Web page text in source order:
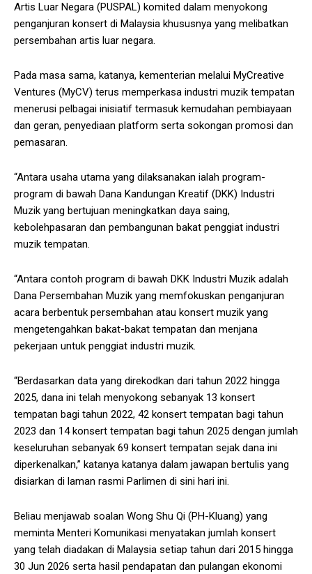
Artis Luar Negara (PUSPAL) komited dalam menyokong
penganjuran konsert di Malaysia khususnya yang melibatkan
persembahan artis luar negara.
Pada masa sama, katanya, kementerian melalui MyCreative
Ventures (MyCV) terus memperkasa industri muzik tempatan
menerusi pelbagai inisiatif termasuk kemudahan pembiayaan
dan geran, penyediaan platform serta sokongan promosi dan
pemasaran.
“Antara usaha utama yang dilaksanakan ialah program-
program di bawah Dana Kandungan Kreatif (DKK) Industri
Muzik yang bertujuan meningkatkan daya saing,
kebolehpasaran dan pembangunan bakat penggiat industri
muzik tempatan.
“Antara contoh program di bawah DKK Industri Muzik adalah
Dana Persembahan Muzik yang memfokuskan penganjuran
acara berbentuk persembahan atau konsert muzik yang
mengetengahkan bakat-bakat tempatan dan menjana
pekerjaan untuk penggiat industri muzik.
“Berdasarkan data yang direkodkan dari tahun 2022 hingga
2025, dana ini telah menyokong sebanyak 13 konsert
tempatan bagi tahun 2022, 42 konsert tempatan bagi tahun
2023 dan 14 konsert tempatan bagi tahun 2025 dengan jumlah
keseluruhan sebanyak 69 konsert tempatan sejak dana ini
diperkenalkan,” katanya katanya dalam jawapan bertulis yang
disiarkan di laman rasmi Parlimen di sini hari ini.
Beliau menjawab soalan Wong Shu Qi (PH-Kluang) yang
meminta Menteri Komunikasi menyatakan jumlah konsert
yang telah diadakan di Malaysia setiap tahun dari 2015 hingga
30 Jun 2026 serta hasil pendapatan dan pulangan ekonomi